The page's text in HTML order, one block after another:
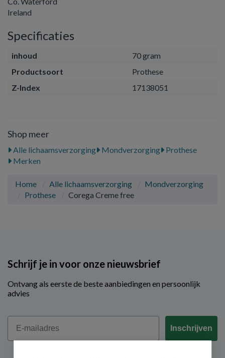
Ireland
Specificaties
inhoud
70 gram
Productsoort
Prothese
Z-Index
17138051
Shop meer
Alle lichaamsverzorging Mondverzorging
Prothese
Merken
Home Alle lichaamsverzorging
Mondverzorging
Prothese
Corega Creme free
Schrijf je in voor onze nieuwsbrief
Ontvang als eerste de beste aanbiedingen en persoonlijk
advies
Email
Inschrijven